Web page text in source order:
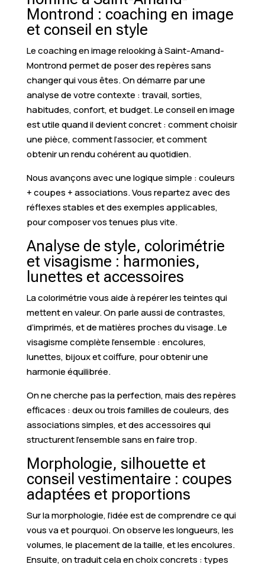
Montrond : coaching en image
et conseil en style
Le coaching en image relooking à Saint-Amand-
Montrond permet de poser des repères sans
changer qui vous êtes. On démarre par une
analyse de votre contexte : travail, sorties,
habitudes, confort, et budget. Le conseil en image
est utile quand il devient concret : comment choisir
une pièce, comment l’associer, et comment
obtenir un rendu cohérent au quotidien.
Nous avançons avec une logique simple : couleurs
+ coupes + associations. Vous repartez avec des
réflexes stables et des exemples applicables,
pour composer vos tenues plus vite.
Analyse de style, colorimétrie
et visagisme : harmonies,
lunettes et accessoires
La colorimétrie vous aide à repérer les teintes qui
mettent en valeur. On parle aussi de contrastes,
d’imprimés, et de matières proches du visage. Le
visagisme complète l’ensemble : encolures,
lunettes, bijoux et coiffure, pour obtenir une
harmonie équilibrée.
On ne cherche pas la perfection, mais des repères
efficaces : deux ou trois familles de couleurs, des
associations simples, et des accessoires qui
structurent l’ensemble sans en faire trop.
Morphologie, silhouette et
conseil vestimentaire : coupes
adaptées et proportions
Sur la morphologie, l’idée est de comprendre ce qui
vous va et pourquoi. On observe les longueurs, les
volumes, le placement de la taille, et les encolures.
Ensuite, on traduit cela en choix concrets : types